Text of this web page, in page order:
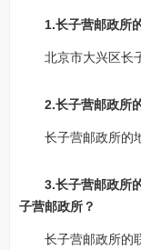
1.长子营邮政所
北京市大兴区长
2.长子营邮政所
长子营邮政所的
3.长子营邮政所
子营邮政所？
长子营邮政所的